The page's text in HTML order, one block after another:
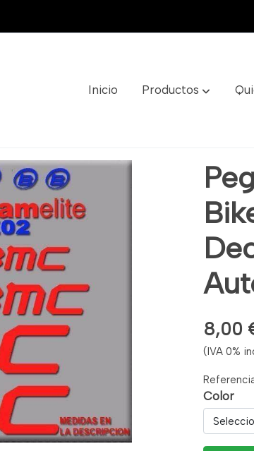
Inicio Productos
Decal Aufkleber Autocollant Adesivo
8,00
(IVA 0%
Color